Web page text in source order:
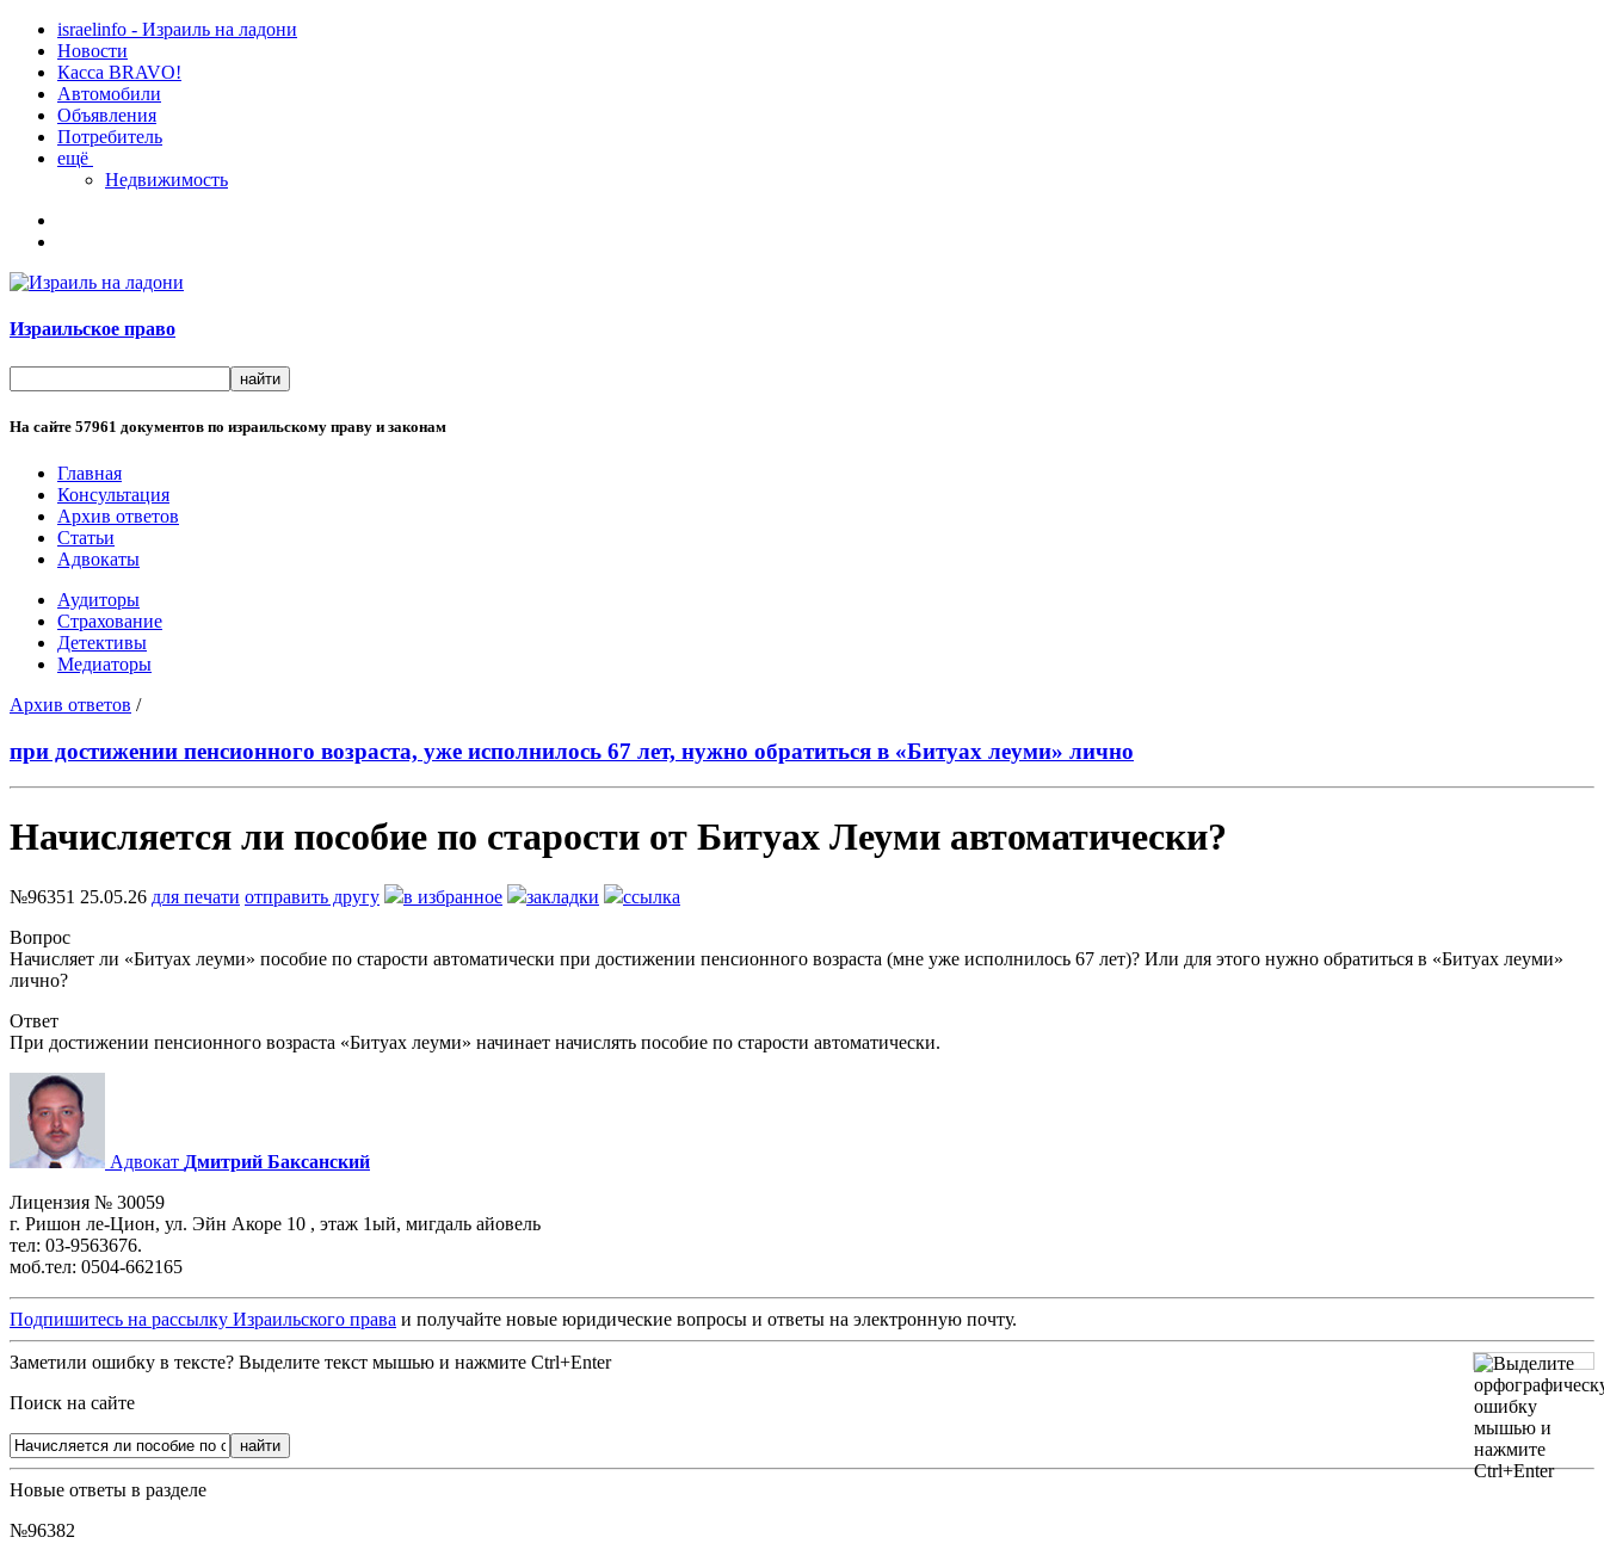
israelinfo - Израиль на ладони
Новости
Касса BRAVO!
Автомобили
Объявления
Потребитель
ещё
Недвижимость
Израильское право
На сайте 57961 документов по израильскому праву и законам
Главная
Консультация
Архив ответов
Статьи
Адвокаты
Аудиторы
Страхование
Детективы
Медиаторы
Архив ответов /
при достижении пенсионного возраста, уже исполнилось 67 лет, нужно обратиться в «Битуах леуми» лично
Начисляется ли пособие по старости от Битуах Леуми автоматически?
№96351 25.05.26 для печати отправить другу в избранное закладки
ссылка
Вопрос
Начисляет ли «Битуах леуми» пособие по старости автоматически при достижении пенсионного возраста (мне уже исполнилось 67 лет)? Или для этого нужно обратиться в «Битуах леуми»
лично?
Ответ
При достижении пенсионного возраста «Битуах леуми» начинает начислять пособие по старости автоматически.
Адвокат Дмитрий Баксанский
Лицензия № 30059
г. Ришон ле-Цион, ул. Эйн Акоре 10 , этаж 1ый, мигдаль айовель
тел: 03-9563676.
моб.тел: 0504-662165
Подпишитесь на рассылку Израильского права и получайте новые юридические вопросы и ответы на электронную почту.
Заметили ошибку в тексте? Выделите текст мышью и нажмите Ctrl+Enter
Поиск на сайте
Новые ответы в разделе
№96382